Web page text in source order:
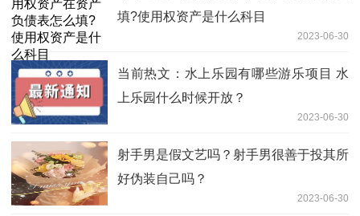
填?使用权资产是什么科目
2023-06-30
当前热文：水上乐园有哪些游乐项目 水
上乐园什么时候开放？
2023-06-30
射手男是假文艺吗？射手男很善于投其所
好伪装自己吗？
2023-06-30